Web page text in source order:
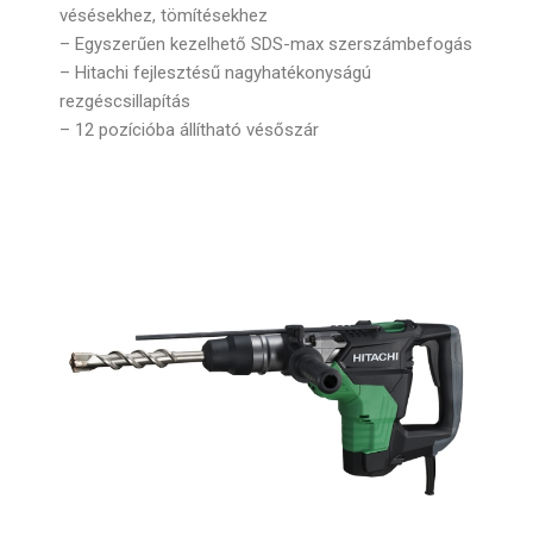
vésésekhez, tömítésekhez
– Egyszerűen kezelhető SDS-max szerszámbefogás
– Hitachi fejlesztésű nagyhatékonyságú
rezgéscsillapítás
– 12 pozícióba állítható vésőszár